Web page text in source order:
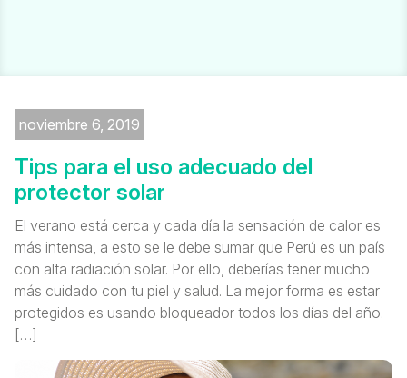
noviembre 6, 2019
Tips para el uso adecuado del
protector solar
El verano está cerca y cada día la sensación de calor es
más intensa, a esto se le debe sumar que Perú es un país
con alta radiación solar. Por ello, deberías tener mucho
más cuidado con tu piel y salud. La mejor forma es estar
protegidos es usando bloqueador todos los días del año.
[…]